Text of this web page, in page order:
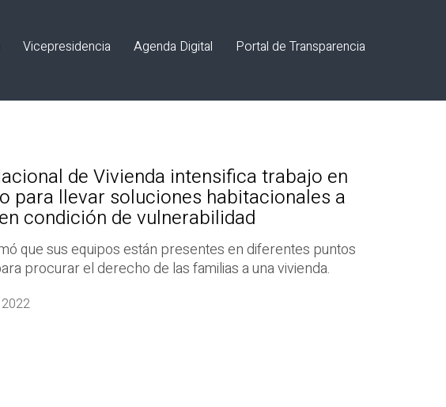
Vicepresidencia Agenda Digital Portal de Transparencia
de Vivienda intensifica trabajo en
para llevar soluciones habitacionales a
condición de vulnerabilidad
que sus equipos están presentes en diferentes puntos
procurar el derecho de las familias a una vivienda.